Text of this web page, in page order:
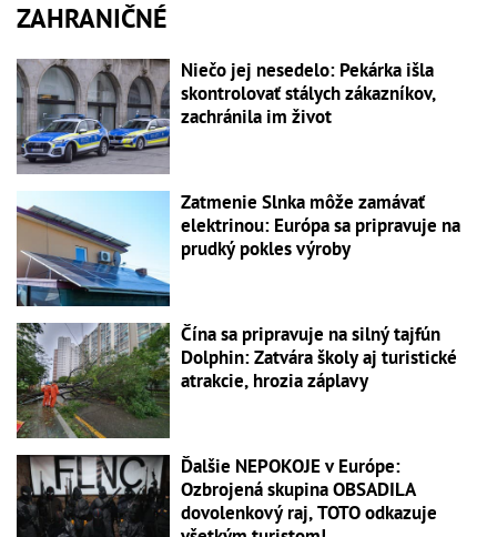
ZAHRANIČNÉ
Niečo jej nesedelo: Pekárka išla
skontrolovať stálych zákazníkov,
zachránila im život
Zatmenie Slnka môže zamávať
elektrinou: Európa sa pripravuje na
prudký pokles výroby
Čína sa pripravuje na silný tajfún
Dolphin: Zatvára školy aj turistické
atrakcie, hrozia záplavy
Ďalšie NEPOKOJE v Európe:
Ozbrojená skupina OBSADILA
dovolenkový raj, TOTO odkazuje